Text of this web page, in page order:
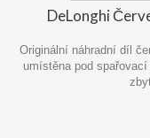
DeLonghi
Originální náhradní díl
umístěna pod